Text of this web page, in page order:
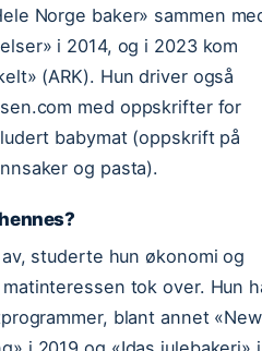
Norge baker» sammen
i 2014, og i 2023 kom
(ARK). Hun driver også
med oppskrifter for
babymat (oppskrift på
og pasta).
studerte hun økonomi og
tok over. Hun
blant annet «New